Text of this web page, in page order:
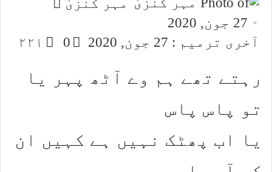
مہر کنزیٰ
27 جون, 2020
آخری ترمیم : 27 جون, 2020
0 ۲۲۱
رہتے تھے ہم وے آٹھ پہر یا
تو پاس پاس
یا اب پھٹک نہیں ہے کہیں ان